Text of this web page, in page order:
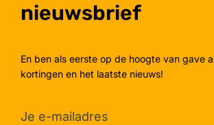
nieuwsbrief
En ben als eerste op de hoogte van gave
kortingen en het laatste nieuws!
Je e-mailadres